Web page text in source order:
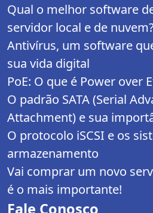
Qual o melhor software
servidor local e de
Antivírus, um software
sua vida digital
PoE: O que é Power over
O padrão SATA (Serial
Attachment) e sua
O protocolo iSCSI e os
armazenamento
Vai comprar um novo
é o mais importante!
Fale Conosco